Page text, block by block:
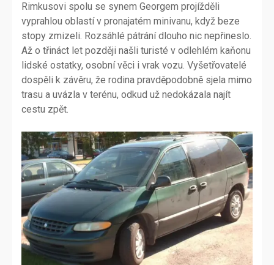
Rimkusovi spolu se synem Georgem projížděli
vyprahlou oblastí v pronajatém minivanu, když beze
stopy zmizeli. Rozsáhlé pátrání dlouho nic nepřineslo.
Až o třináct let později našli turisté v odlehlém kaňonu
lidské ostatky, osobní věci i vrak vozu. Vyšetřovatelé
dospěli k závěru, že rodina pravděpodobně sjela mimo
trasu a uvázla v terénu, odkud už nedokázala najít
cestu zpět.